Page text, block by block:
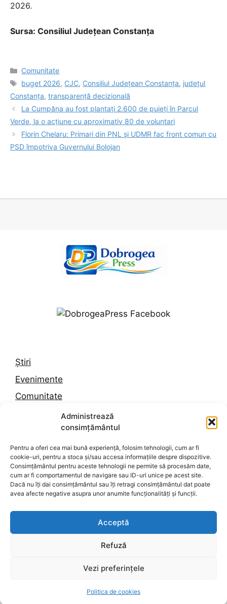
Administrează
consimțământul
Pentru a oferi cea mai bună experiență, folosim tehnologii, cum ar fi
cookie-uri, pentru a stoca și/sau accesa informațiile despre dispozitive.
Consimțământul pentru aceste tehnologii ne permite să procesăm date,
cum ar fi comportamentul de navigare sau ID-uri unice pe acest site.
Dacă nu îți dai consimțământul sau îți retragi consimțământul dat poate
avea afecte negative asupra unor anumite funcționalități și funcții.
Acceptă
Refuză
Vezi preferințele
Politica de cookies
2026.
Sursa: Consiliul Județean Constanța
Categorii
Comunitate
Etichete
buget 2026, CJC, Consiliul Județean Constanța, județul
Constanța, transparență decizională
La Cumpăna au fost plantați 2.600 de puieți în Parcul
Verde, la o acțiune cu aproximativ 80 de voluntari
Florin Chelaru: Primari din PNL și UDMR fac front comun cu
PSD împotriva Guvernului Bolojan
Știri
Evenimente
Comunitate
Vremea în Constanța
Despre noi
Contact
Politica de confidențialitate
Termeni și condiții
Politica de cookies
© 2026 Dobrogea Press• Construit cu